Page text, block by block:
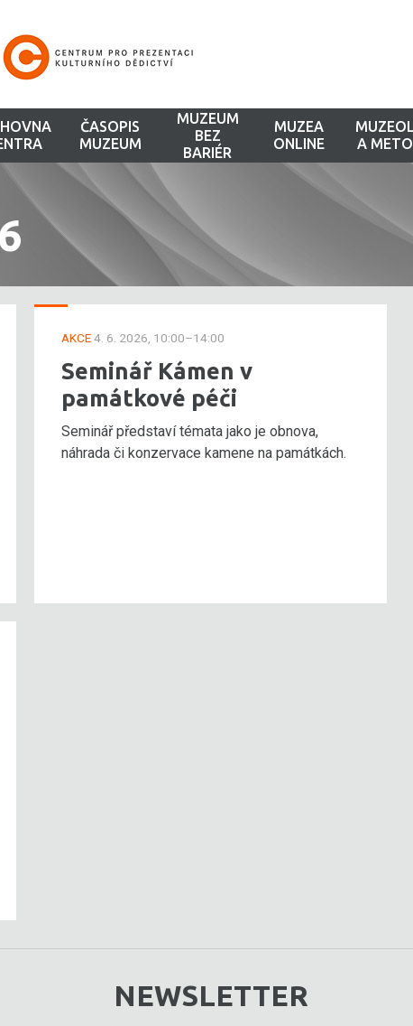
ČASOPIS
MUZEUM
MUZEUM
BEZ
BARIÉR
MUZEA
ONLINE
A
AKCE4. 6. 2026, 10:00–14:00
Seminář Kámen v
památkové péči
Seminář představí témata jako je obnova,
náhrada či konzervace kamene na památkách.
NEWSLETTER